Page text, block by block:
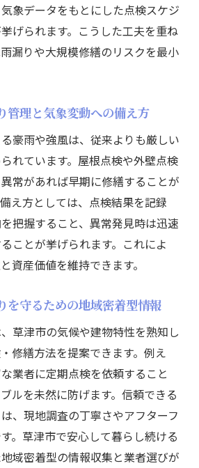
象データをもとにした点検スケジ
げられます。こうした工夫を重ね
漏りや大規模修繕のリスクを最小
管理と気象変動への備え方
豪雨や強風は、従来よりも厳しい
れています。屋根点検や外壁点検
常があれば早期に修繕することが
え方としては、点検結果を記録
把握すること、異常発見時は迅速
ことが挙げられます。これによ
資産価値を維持できます。
を守るための地域密着型情報
草津市の気候や建物特性を熟知し
修繕方法を提案できます。例え
業者に定期点検を依頼すること
ルを未然に防げます。信頼できる
、現地調査の丁寧さやアフターフ
。草津市で安心して暮らし続ける
域密着型の情報収集と業者選びが